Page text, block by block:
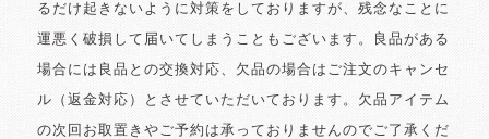
るだけ起きないように対策をしておりますが、残念なことに
運悪く破損して届いてしまうこともございます。良品がある
場合には良品との交換対応、欠品の場合はご注文のキャンセ
ル（返金対応）とさせていただいております。欠品アイテム
の次回お取置きやご予約は承っておりませんのでご了承くだ